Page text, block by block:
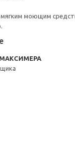
моющим
МАКСИМЕРА